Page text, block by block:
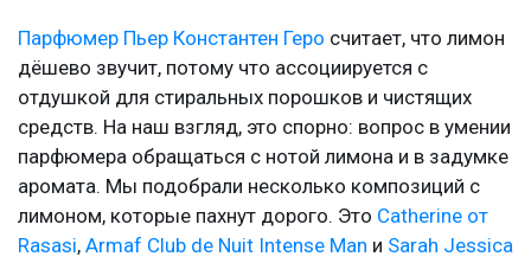
Парфюмер Пьер Константен Геро считает, что лимон
дёшево звучит, потому что ассоциируется с
отдушкой для стиральных порошков и чистящих
средств. На наш взгляд, это спорно: вопрос в умении
парфюмера обращаться с нотой лимона и в задумке
аромата. Мы подобрали несколько композиций с
лимоном, которые пахнут дорого. Это Catherine от
Rasasi, Armaf Club de Nuit Intense Man и Sarah Jessica